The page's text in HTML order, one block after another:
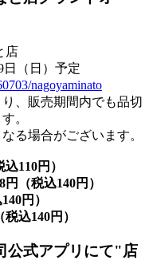
店
日（日）予定
nagoyaminato
、販売期間内でも品切
。
る場合がございます。
110円）
（税込140円）
円）
込140円）
公式アプリにて"店